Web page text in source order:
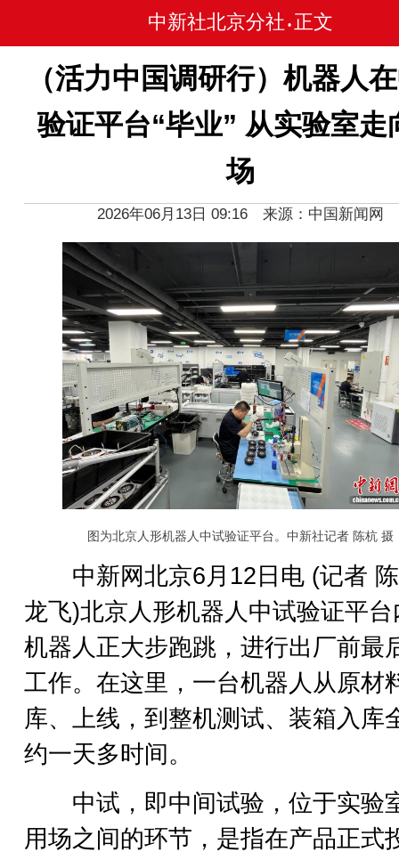
中新社北京分社 • 正文
（活力中国调研行）机器人
验证平台“毕业” 从实验室走
场
2026年06月13日 09:16 来源：中国新闻网
图为北京人形机器人中试验证平台。中新社记者 陈杭 摄
中新网北京6月12日电 (记者
龙飞)北京人形机器人中试验证平台
机器人正大步跑跳，进行出厂前最
工作。在这里，一台机器人从原材
库、上线，到整机测试、装箱入库
约一天多时间。
中试，即中间试验，位于实验
用场之间的环节，是指在产品正式